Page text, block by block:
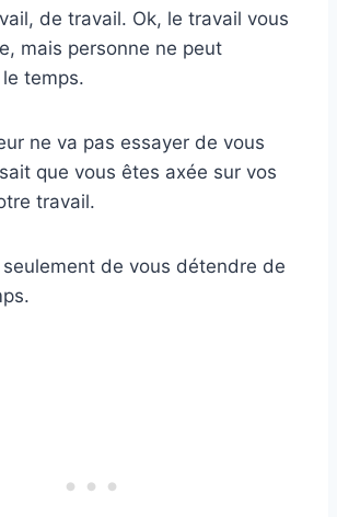
de travail. Ok, le travail vous
mais personne ne peut
temps.
ne va pas essayer de vous
que vous êtes axée sur vos
travail.
de vous détendre de